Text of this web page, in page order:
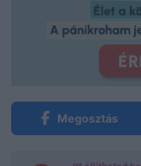
Megosztás